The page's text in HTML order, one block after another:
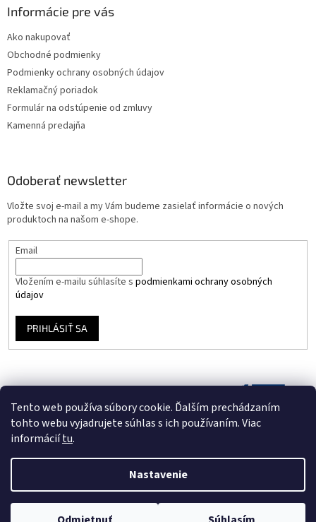
Tento web používa súbory cookie. Ďalším prechádzaním
tohto webu vyjadrujete súhlas s ich používaním. Viac
informáciítu.
Nastavenie
Informácie pre vás
Ako nakupovať
Obchodné podmienky
Podmienky ochrany osobných údajov
Reklamačný poriadok
Formulár na odstúpenie od zmluvy
Kamenná predajňa
Odoberať newsletter
Vložte svoj e-mail a my Vám budeme zasielať informácie o nových
produktoch na našom e-shope.
Email
Vložením e-mailu súhlasíte s podmienkami ochrany osobných
údajov
PRIHLÁSIŤ SA
Vytvoril Shoptet